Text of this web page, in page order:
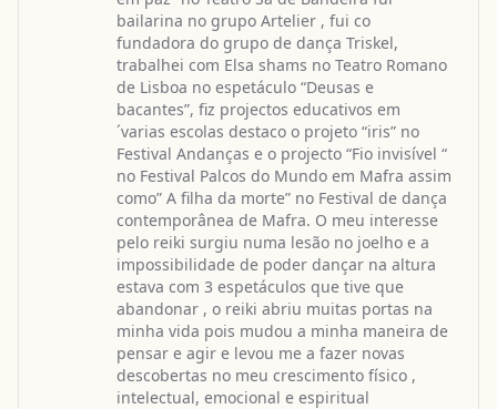
bailarina no grupo Artelier , fui co
fundadora do grupo de dança Triskel,
trabalhei com Elsa shams no Teatro Romano
de Lisboa no espetáculo “Deusas e
bacantes”, fiz projectos educativos em
´varias escolas destaco o projeto “iris” no
Festival Andanças e o projecto “Fio invisível “
no Festival Palcos do Mundo em Mafra assim
como” A filha da morte” no Festival de dança
contemporânea de Mafra. O meu interesse
pelo reiki surgiu numa lesão no joelho e a
impossibilidade de poder dançar na altura
estava com 3 espetáculos que tive que
abandonar , o reiki abriu muitas portas na
minha vida pois mudou a minha maneira de
pensar e agir e levou me a fazer novas
descobertas no meu crescimento físico ,
intelectual, emocional e espiritual